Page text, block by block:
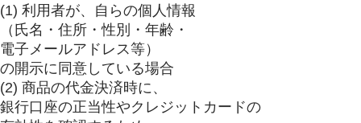
(1) 利用者が、自らの個人情報
（氏名・住所・性別・年齢・
電子メールアドレス等）
の開示に同意している場合
(2) 商品の代金決済時に、
銀行口座の正当性やクレジットカードの